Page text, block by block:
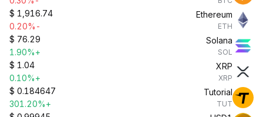
Ethereum
ETH
$ 1,916.74
-0.20%
Solana
SOL
$ 76.29
+1.90%
XRP
XRP
$ 1.04
+0.10%
Tutorial
TUT
$ 0.184647
+301.20%